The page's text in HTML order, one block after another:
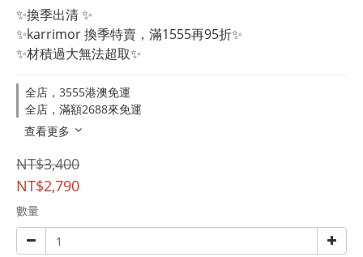
✨換季出清 ✨
✨karrimor 換季特賣，滿1555再95折✨
✨材積過大無法超取✨
全店，3555港澳免運
全店，滿額2688來免運
查看更多
NT$3,400
NT$2,790
數量